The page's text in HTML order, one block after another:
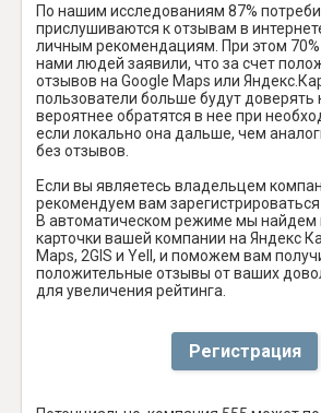
По нашим исследованиям 87%
прислушиваются к отзывам в
личным рекомендациям. При этом
нами людей заявили, что за счет
отзывов на Google Maps или
пользователи больше будут доверять
вероятнее обратятся в нее при
если локально она дальше, чем
без отзывов.
Если вы являетесь владельцем
рекомендуем вам
В автоматическом режиме мы найдем
карточки вашей компании на Яндекс
Maps, 2GIS и Yell, и поможем вам
положительные отзывы от ваших
для увеличения рейтинга.
Регистрация